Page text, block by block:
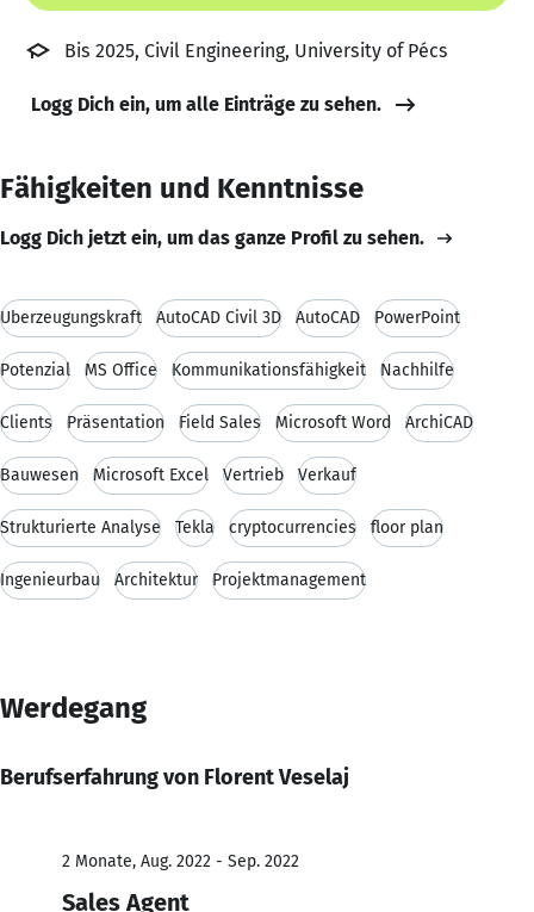
Bis 2025, Civil Engineering, University of Pécs
Logg Dich ein, um alle Einträge zu sehen.
Fähigkeiten und Kenntnisse
Logg Dich jetzt ein, um das ganze Profil zu sehen.
Überzeugungskraft AutoCAD Civil 3D AutoCAD PowerPoint
Potenzial MS Office Kommunikationsfähigkeit Nachhilfe
Clients Präsentation Field Sales Microsoft Word ArchiCAD
Bauwesen Microsoft Excel Vertrieb Verkauf
Strukturierte Analyse Tekla cryptocurrencies floor plan
Ingenieurbau Architektur Projektmanagement
Werdegang
Berufserfahrung von Florent Veselaj
2 Monate, Aug. 2022 - Sep. 2022
Sales Agent